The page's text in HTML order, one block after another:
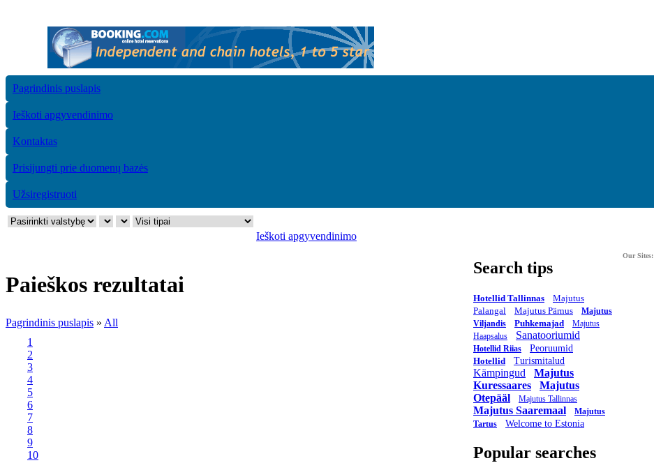
Pagrindinis puslapis
Ieškoti apgyvendinimo
Kontaktas
Prisijungti prie duomenų bazės
Užsiregistruoti
Ieškoti apgyvendinimo
Paieškos rezultatai
Pagrindinis puslapis » All
1
2
3
4
5
6
7
8
9
10
Search tips
Hotellid Tallinnas
Majutus
Palangal
Majutus Pärnus
Majutus
Viljandis
Puhkemajad
Majutus
Haapsalus
Sanatooriumid
Hotellid Riias
Peoruumid
Hotellid
Turismitalud
Kämpingud
Majutus
Kuressaares
Majutus
Otepääl
Majutus Tallinnas
Majutus Saaremaal
Majutus
Tartus
Welcome to Estonia
Popular searches
Our Sites: